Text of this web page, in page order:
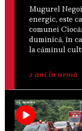
Mugurel
energic, este
comunei
duminică, în
la căminul
2 ani în urmă